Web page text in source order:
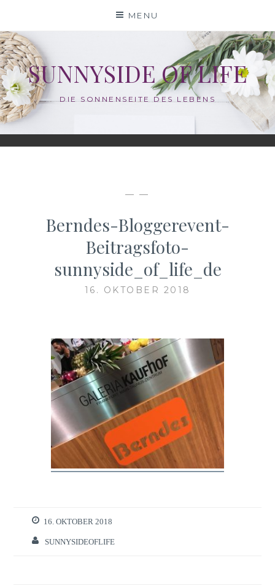
content
MENU
SUNNYSIDE OF LIFE
DIE SONNENSEITE DES LEBENS
— —
Berndes-Bloggerevent-
Beitragsfoto-
sunnyside_of_life_de
16. OKTOBER 2018
16. OKTOBER 2018
SUNNYSIDEOFLIFE